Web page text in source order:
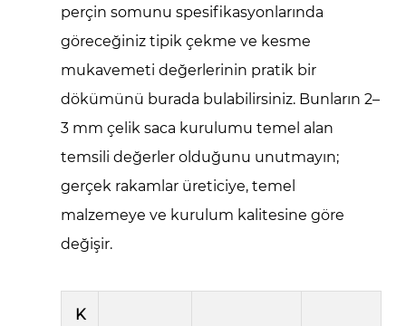
Perçin
Somunları
4.2
Tırtıllı
Gövde
Perçin
Somunları
4.3
Altıgen
Gövdeli
Somunları
5
perçin somunu spesifikasyonlarında
göreceğiniz tipik çekme ve kesme
mukavemeti değerlerinin pratik bir
dökümünü burada bulabilirsiniz. Bunların 2–
3 mm çelik saca kurulumu temel alan
temsili değerler olduğunu unutmayın;
gerçek rakamlar üreticiye, temel
malzemeye ve kurulum kalitesine göre
değişir.
K